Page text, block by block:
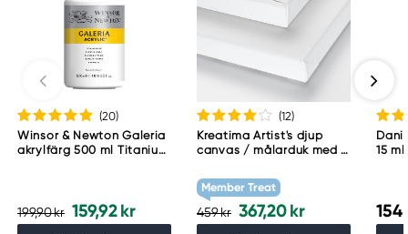
(20)
Winsor & Newton Galeria
akrylfärg 500 ml Titanium
199,90 kr 159,92 kr
(12)
Kreatima Artist's djup
canvas / målarduk med 4
g/m²
Member Treat
459 kr 367,20 kr
15